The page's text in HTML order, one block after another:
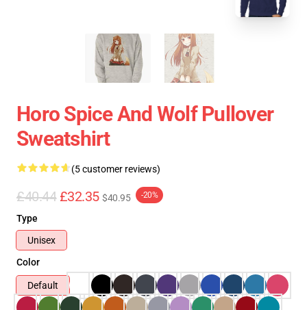
Horo Spice And Wolf Pullover
Sweatshirt
(5 customer reviews)
£40.44 £32.35 $40.95 -20%
Type
Unisex
Color
Default